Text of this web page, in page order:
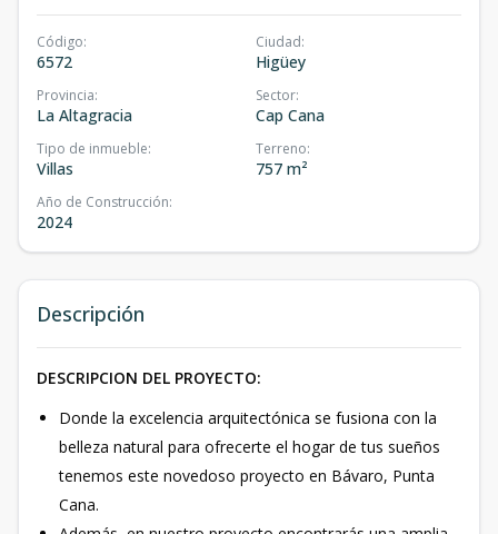
Código:
6572
Ciudad:
Higüey
Provincia:
La Altagracia
Sector:
Cap Cana
Tipo de inmueble:
Villas
Terreno:
757 m²
Año de Construcción:
2024
Descripción
DESCRIPCION DEL PROYECTO:
Donde la excelencia arquitectónica se fusiona con la
belleza natural para ofrecerte el hogar de tus sueños
tenemos este novedoso proyecto en Bávaro, Punta
Cana.